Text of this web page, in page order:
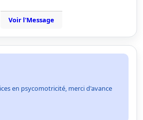
Voir l'Message
en psycomotricité, merci d'avance